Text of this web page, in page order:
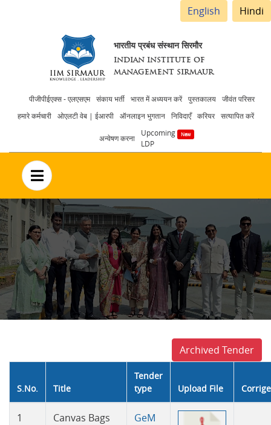
English Hindi
भारतीय प्रबंध संस्थान सिरमौर
INDIAN INSTITUTE OF
MANAGEMENT SIRMAUR
Header
menu
पीजीपीईएक्स - एलएसएम संकाय भर्ती भारत में अध्ययन करें पुस्तकालय
जीवंत परिसर
हमारे कर्मचारी
ओएलटी वेब | ईआरपी ऑनलाइन भुगतान निविदाएँ करियर सत्यापित करें
अन्वेषण करना
Upcoming
LDP
no text
Tender
Archived Tender
S.No. Title
Tender
type
Upload File
1
Canvas Bags
GeM